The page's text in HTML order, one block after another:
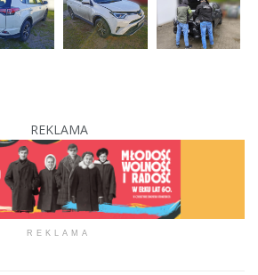
REKLAMA
REKLAMA